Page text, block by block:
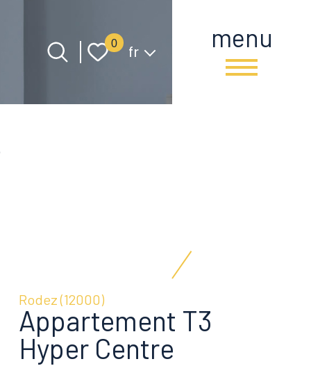
menu
0 Langue
fr
Rodez (12000)
Appartement T3
Hyper Centre